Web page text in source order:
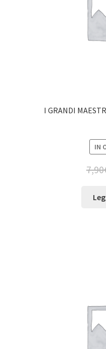
I GRANDI
IN
7,90